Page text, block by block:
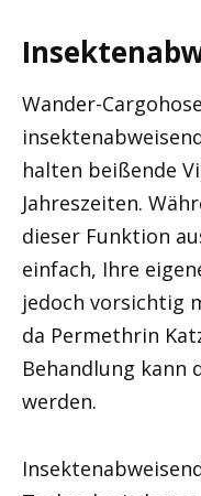
Wander-
halten beißende
Jahreszeiten.
dieser Funktion
einfach, Ihre
jedoch vorsichtig
da Permethrin
Behandlung kann
werden.